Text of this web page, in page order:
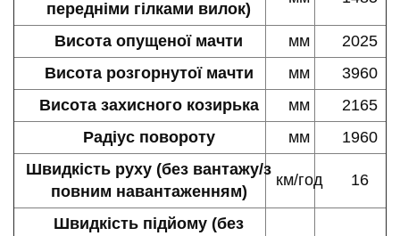
передніми гілками вилок)
Висота опущеної мачти мм
2025
Висота розгорнутої мачти
мм
3960
Висота захисного козирька
мм
2165
Радіус повороту
мм
1960
Швидкість руху (без вантажу/з
повним навантаженням)
км/год 16
Швидкість підйому (без